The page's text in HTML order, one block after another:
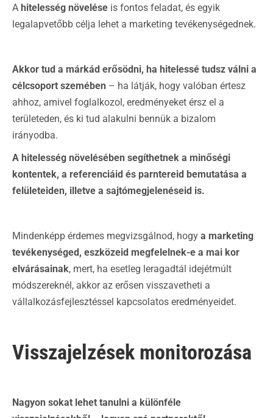
A hitelesség növelése is fontos feladat, és egyik
legalapvetőbb célja lehet a marketing tevékenységednek.
Akkor tud a márkád erősödni, ha hitelessé tudsz válni a
célcsoport szemében – ha látják, hogy valóban értesz
ahhoz, amivel foglalkozol, eredményeket érsz el a
területeden, és ki tud alakulni bennük a bizalom
irányodba.
A hitelesség növelésében segíthetnek a minőségi
kontentek, a referenciáid és parntereid bemutatása a
felületeiden, illetve a sajtómegjelenéseid is.
Mindenképp érdemes megvizsgálnod, hogy a marketing
tevékenységed, eszközeid megfelelnek-e a mai kor
elvárásainak, mert, ha esetleg leragadtál idejétmúlt
módszereknél, akkor az erősen visszavetheti a
vállalkozásfejlesztéssel kapcsolatos eredményeidet.
Visszajelzések monitorozása
Nagyon sokat lehet tanulni a különféle